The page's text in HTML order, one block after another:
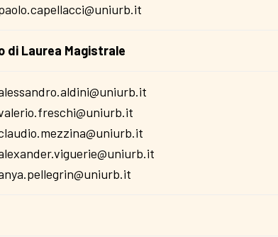
di Laurea Magistrale